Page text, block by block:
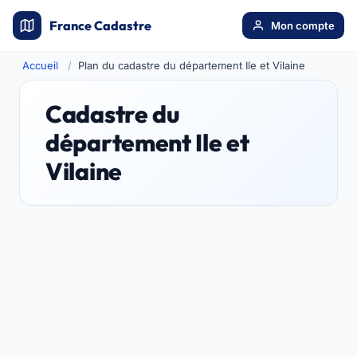
France Cadastre Mon compte
Accueil Plan du cadastre du département Ile et Vilaine
Cadastre du
département Ile et
Vilaine